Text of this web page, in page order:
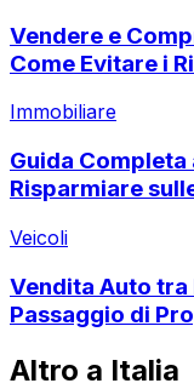
Vendere e
Come Evitare i
Immobiliare
Guida
Risparmiare
Veicoli
Vendita Auto
Passaggio di
Altro a Italia